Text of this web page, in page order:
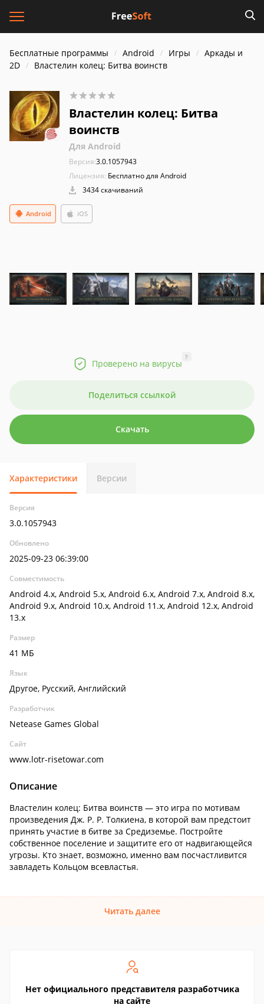
Бесплатные программы Android Игры
Аркады и
2D
Властелин колец: Битва воинств
Властелин колец: Битва
воинств
Для Android
Версия:3.0.1057943
Лицензия: Бесплатно для Android
3434 скачиваний
Android iOS
Проверено на вирусы
?
Поделиться ссылкой
Скачать
Характеристики Версии
Версия
3.0.1057943
Обновлено
2025-09-23 06:39:00
Совместимость
Android 4.x, Android 5.x, Android 6.x, Android 7.x, Android 8.x,
Android 9.x, Android 10.x, Android 11.x, Android 12.x, Android
13.x
Размер
41 МБ
Язык
Другое, Русский, Английский
Разработчик
Netease Games Global
Сайт
www.lotr-risetowar.com
Описание
Властелин колец: Битва воинств — это игра по мотивам
произведения Дж. Р. Р. Толкиена, в которой вам предстоит
принять участие в битве за Средиземье. Постройте
собственное поселение и защитите его от надвигающейся
угрозы. Кто знает, возможно, именно вам посчастливится
завладеть Кольцом всевластья.
Читать далее
Нет официального представителя разработчика
на сайте